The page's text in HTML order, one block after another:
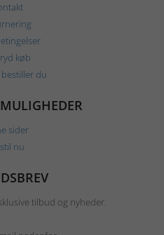
køb
bestiller du
sider
nu
tilbud og nyheder.